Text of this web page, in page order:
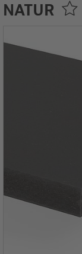
NATUR